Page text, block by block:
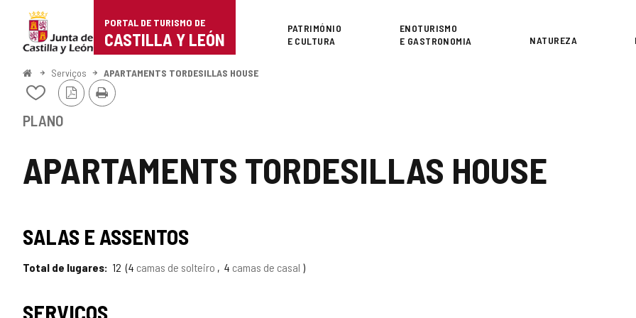
Portal
de
Turismo
Castilla
León
PORTAL DE TURISMO DE
CASTILLA Y LEÓN
Superior
PATRIMÓNIO
E CULTURA
ENOTURISMO
E GASTRONOMIA
NATUREZA
ComeçoServiços APARTAMENTS TORDESILLAS HOUSE
APARTAMENTS TORDESILLAS HOUSE
Adicionar
remover
cadernos
Versão
PDF
Imprimir
PLANO
SALAS E ASSENTOS
Total de lugares 12 4 camas de solteiro 4 camas de casal
SERVIÇOS